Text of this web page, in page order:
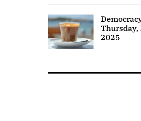
Thursday,
2025